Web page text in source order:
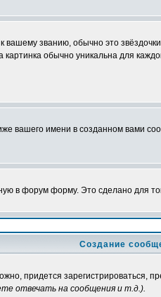
вашему званию, обычно это
обычно уникальна для
вашего имени в созданном вами
в форум форму. Это сделано для
Создание
придется
отвечать на сообщения и т.д.).